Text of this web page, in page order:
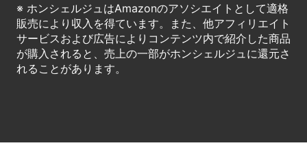
※ ホンシェルジュはAmazonのアソシエイトとして適格
販売により収入を得ています。また、他アフィリエイト
サービスおよび広告によりコンテンツ内で紹介した商品
が購入されると、売上の一部がホンシェルジュに還元さ
れることがあります。